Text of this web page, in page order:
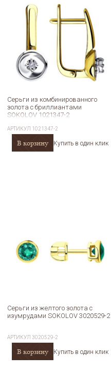
Серьги из комбинированного
золота с бриллиантами
SOKOLOV 1021347-2
АРТИКУЛ 1021347-2
В корзину Купить в один клик
Серьги из желтого золота с
изумрудами SOKOLOV 3020529-2
АРТИКУЛ 3020529-2
В корзину Купить в один клик